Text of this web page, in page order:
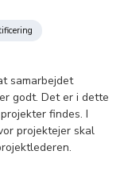
samarbejdet
godt. Det er i dette
findes. I
projektejer skal